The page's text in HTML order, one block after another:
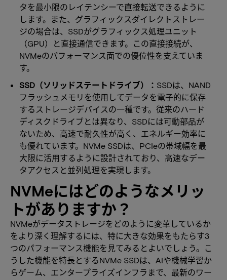
タを最小限のレイテンシーで直接転送できるように
します。また、グラフィックスダイレクトストレー
ジの場合は、SSDがグラフィックス処理ユニット
（GPU）と直接通信できます。この直接接続が、
NVMeのパフォーマンス面での優位性を支えていま
す。
SSD（ソリッドステートドライブ）： SSDは、NAND
フラッシュメモリを使用してデータを電子的に保存
するストレージデバイスの一種です。従来のハード
ディスクドライブとは異なり、SSDには可動部品が
ないため、高速で耐久性が高く、エネルギー効率に
も優れています。NVMe SSDは、PCIeの帯域幅を最
大限に活用するように設計されており、高速なデー
タアクセスと並列処理を実現します。
NVMeにはどのようなメリッ
トがありますか？
NVMeがデータストレージをどのように変革しているか
をより深く理解するには、特に大きな効果をもたらす3
つのパフォーマンス機能を見てみるとよいでしょう。こ
うした機能を特長とするNVMe SSDは、AIや機械学習か
らゲーム、エンタープライズインフラまで、最新のワー